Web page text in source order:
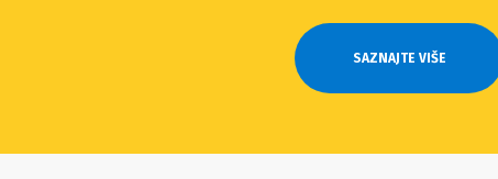
SAZNAJTE VIŠE